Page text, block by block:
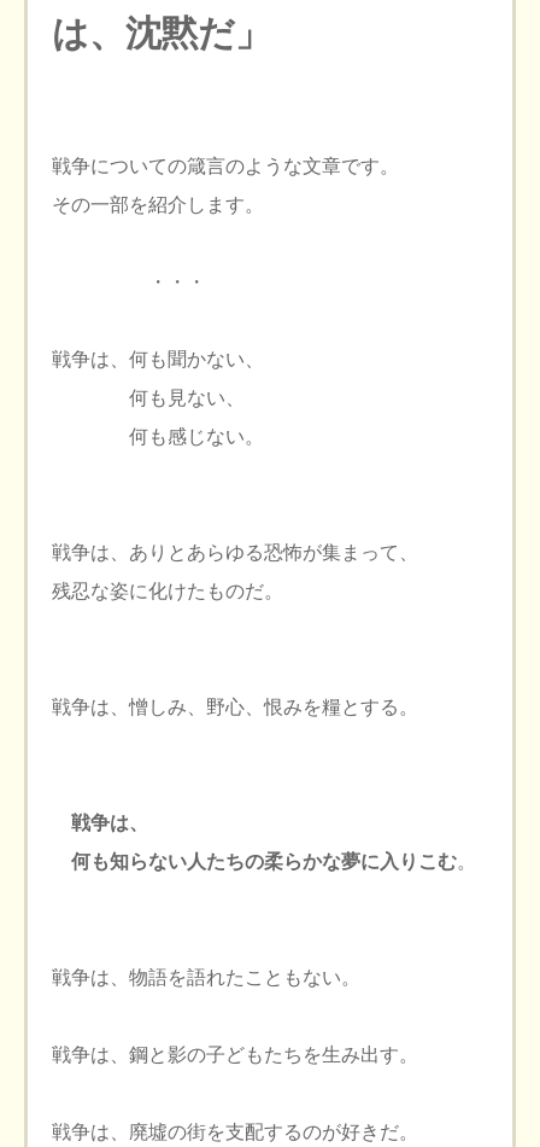
は、沈黙だ」
戦争についての箴言のような文章です。
その一部を紹介します。
・・・
戦争は、何も聞かない、
何も見ない、
何も感じない。
戦争は、ありとあらゆる恐怖が集まって、
残忍な姿に化けたものだ。
戦争は、憎しみ、野心、恨みを糧とする。
戦争は、
何も知らない人たちの柔らかな夢に入りこむ。
戦争は、物語を語れたこともない。
戦争は、鋼と影の子どもたちを生み出す。
戦争は、廃墟の街を支配するのが好きだ。